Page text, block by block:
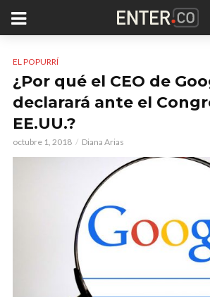
EL POPURRÍ
¿Por qué el CEO de
declarará ante el
EE.UU.?
octubre 1, 2018 Diana Arias